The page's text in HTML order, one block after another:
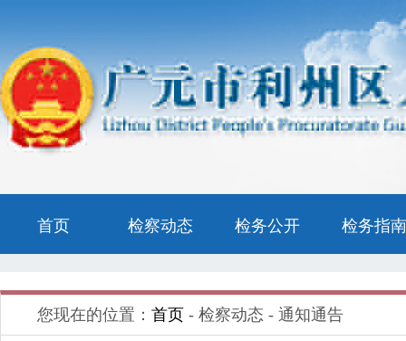
首页 检察动态 检务公开 检务指南
您现在的位置： 首页 - 检察动态 - 通知通告